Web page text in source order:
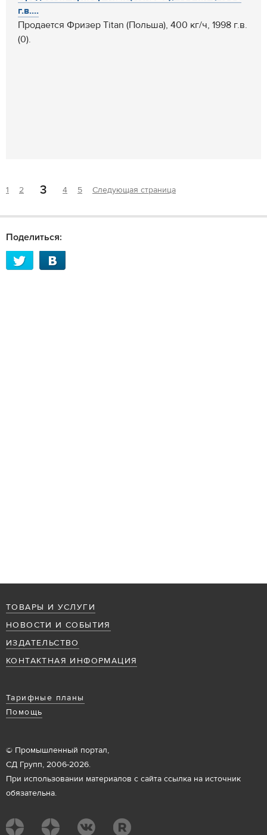
г.в....
Продается Фризер Titan (Польша), 400 кг/ч, 1998 г.в.
(0).
1 2 3 4 5 Следующая страница
Поделиться:
ТОВАРЫ И УСЛУГИ
НОВОСТИ И СОБЫТИЯ
ИЗДАТЕЛЬСТВО
КОНТАКТНАЯ ИНФОРМАЦИЯ
Тарифные планы
Помощь
© Промышленный портал,
СД Групп, 2006-2026.
При использовании материалов с сайта ссылка на источник
обязательна.